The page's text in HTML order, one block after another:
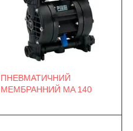
ПНЕВМАТИЧНИЙ
МЕМБРАННИЙ MA 140